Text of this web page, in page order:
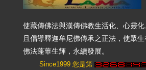
使藏傳佛法與漢傳佛教生活化、心靈
且倡導釋迦牟尼佛傳承之正法，使眾生
佛法蓬蓽生輝，永續發展。
Since1999 您是第